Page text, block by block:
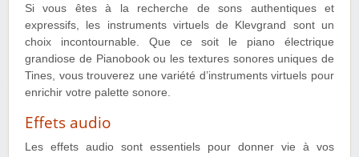
Si vous êtes à la recherche de sons authentiques et
expressifs, les instruments virtuels de Klevgrand sont un
choix incontournable. Que ce soit le piano électrique
grandiose de Pianobook ou les textures sonores uniques de
Tines, vous trouverez une variété d’instruments virtuels pour
enrichir votre palette sonore.
Effets audio
Les effets audio sont essentiels pour donner vie à vos